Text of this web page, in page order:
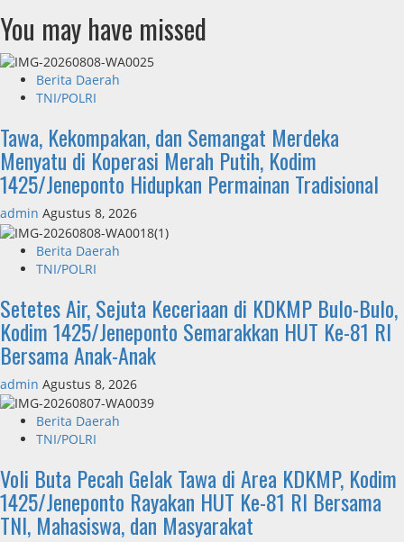
You may have missed
Berita Daerah
TNI/POLRI
Tawa, Kekompakan, dan Semangat Merdeka
Menyatu di Koperasi Merah Putih, Kodim
1425/Jeneponto Hidupkan Permainan Tradisional
admin Agustus 8, 2026
Berita Daerah
TNI/POLRI
Setetes Air, Sejuta Keceriaan di KDKMP Bulo-Bulo,
Kodim 1425/Jeneponto Semarakkan HUT Ke-81 RI
Bersama Anak-Anak
admin Agustus 8, 2026
Berita Daerah
TNI/POLRI
Voli Buta Pecah Gelak Tawa di Area KDKMP, Kodim
1425/Jeneponto Rayakan HUT Ke-81 RI Bersama
TNI, Mahasiswa, dan Masyarakat